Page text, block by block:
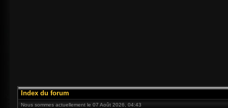
Index du forum
Nous sommes actuellement le 07 Août 2026, 04:43